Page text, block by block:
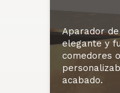
Aparador
elegante y
comedores
acabado.